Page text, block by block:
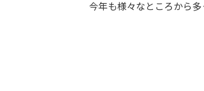
今年も様々なところから多